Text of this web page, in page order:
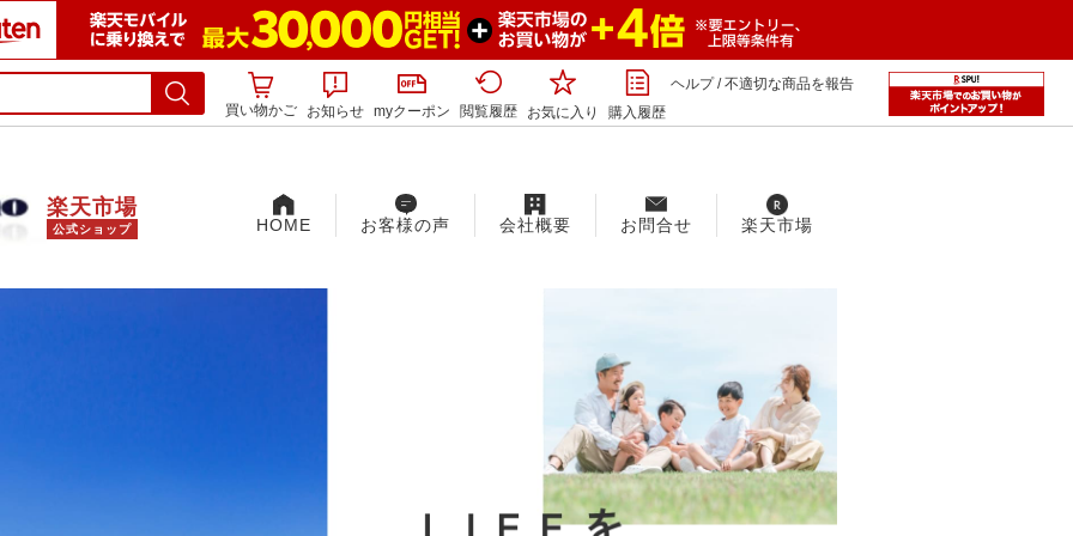
買い物かご お知らせ myクーポン 閲覧履歴 お気に入り 購入履歴
ヘルプ/不適切な商品を報告
楽天市場
公式ショップ HOME お客様の声 会社概要 お問合せ 楽天市場